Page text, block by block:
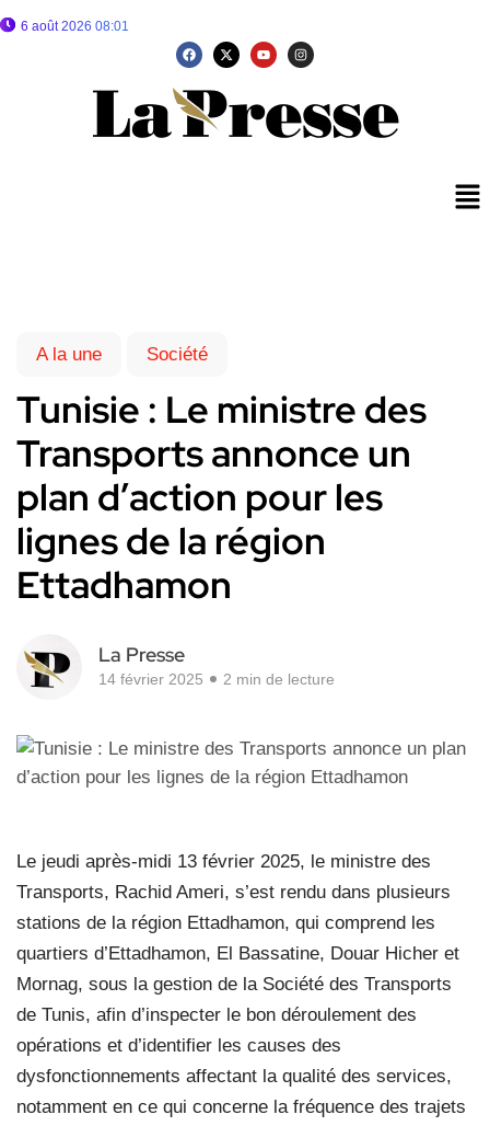
6 août 2026 08:01
A la une Société
Tunisie : Le ministre des
Transports annonce un
plan d’action pour les
lignes de la région
Ettadhamon
La Presse
14 février 2025 2 min de lecture
Le jeudi après-midi 13 février 2025, le ministre des
Transports, Rachid Ameri, s’est rendu dans plusieurs
stations de la région Ettadhamon, qui comprend les
quartiers d’Ettadhamon, El Bassatine, Douar Hicher et
Mornag, sous la gestion de la Société des Transports
de Tunis, afin d’inspecter le bon déroulement des
opérations et d’identifier les causes des
dysfonctionnements affectant la qualité des services,
notamment en ce qui concerne la fréquence des trajets